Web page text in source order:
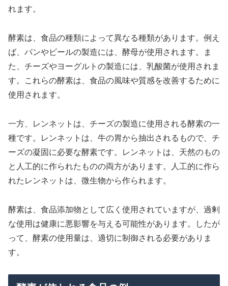
れます。
酵素は、食品の種類によって異なる種類があります。例え
ば、パンやビールの製造には、酵母が使用されます。ま
た、チーズやヨーグルトの製造には、乳酸菌が使用されま
す。これらの酵素は、食品の風味や質感を改善するために
使用されます。
一方、レンネットは、チーズの製造に使用される酵素の一
種です。レンネットは、牛の胃から抽出されるもので、チ
ーズの凝固に必要な酵素です。レンネットは、天然のもの
と人工的に作られたものの両方があります。人工的に作ら
れたレンネットは、微生物から作られます。
酵素は、食品添加物として広く使用されていますが、過剰
な使用は健康に悪影響を与える可能性があります。したが
って、酵素の使用量は、適切に制御される必要がありま
す。